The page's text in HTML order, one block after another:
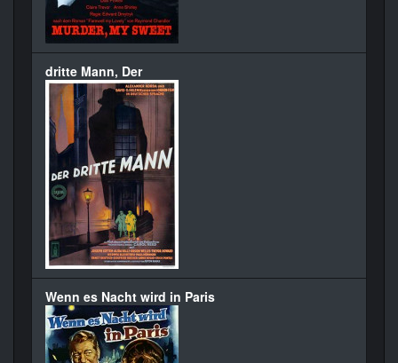
dritte Mann, Der
Wenn es Nacht wird in Paris